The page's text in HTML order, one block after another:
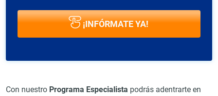
en laPolítica de Privacidad.
Con nuestro Programa Especialista podrás adentrarte en